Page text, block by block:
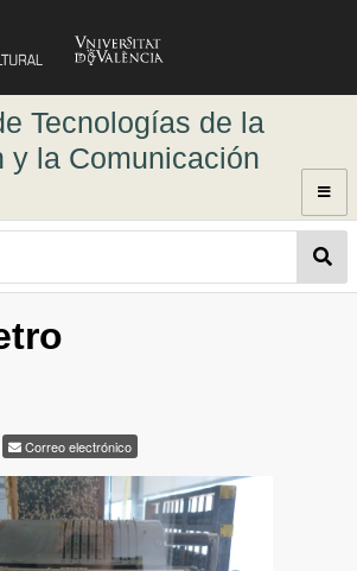
Tecnologías de la
y la Comunicación
Correo electrónico